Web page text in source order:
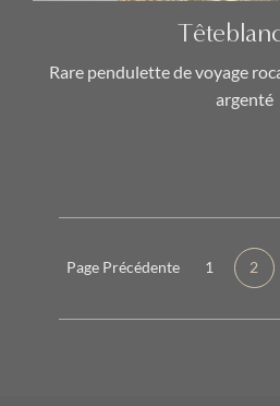
Rare pendulette de voyage
argenté
Page Précédente 1 2